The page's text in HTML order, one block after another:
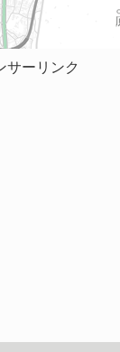
サーリンク